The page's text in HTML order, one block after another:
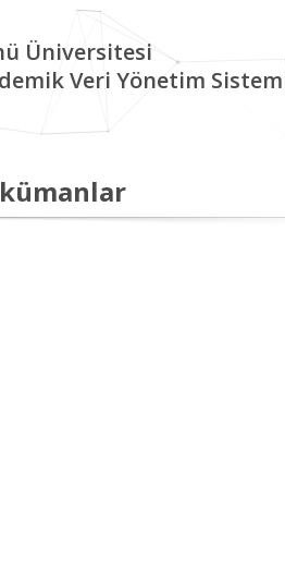
Üniversitesi
Veri Yönetim